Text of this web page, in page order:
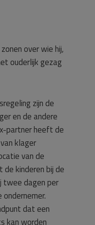
over wie hij,
ouderlijk gezag
zijn de
en de andere
partner heeft de
klager
van de
de kinderen bij de
twee dagen per
dat een
kan worden